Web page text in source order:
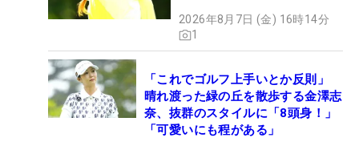
2026年8月7日 (金) 16時14分
1
「これでゴルフ上手いとか反則」
晴れ渡った緑の丘を散歩する金澤志
奈、抜群のスタイルに「8頭身！」
「可愛いにも程がある」